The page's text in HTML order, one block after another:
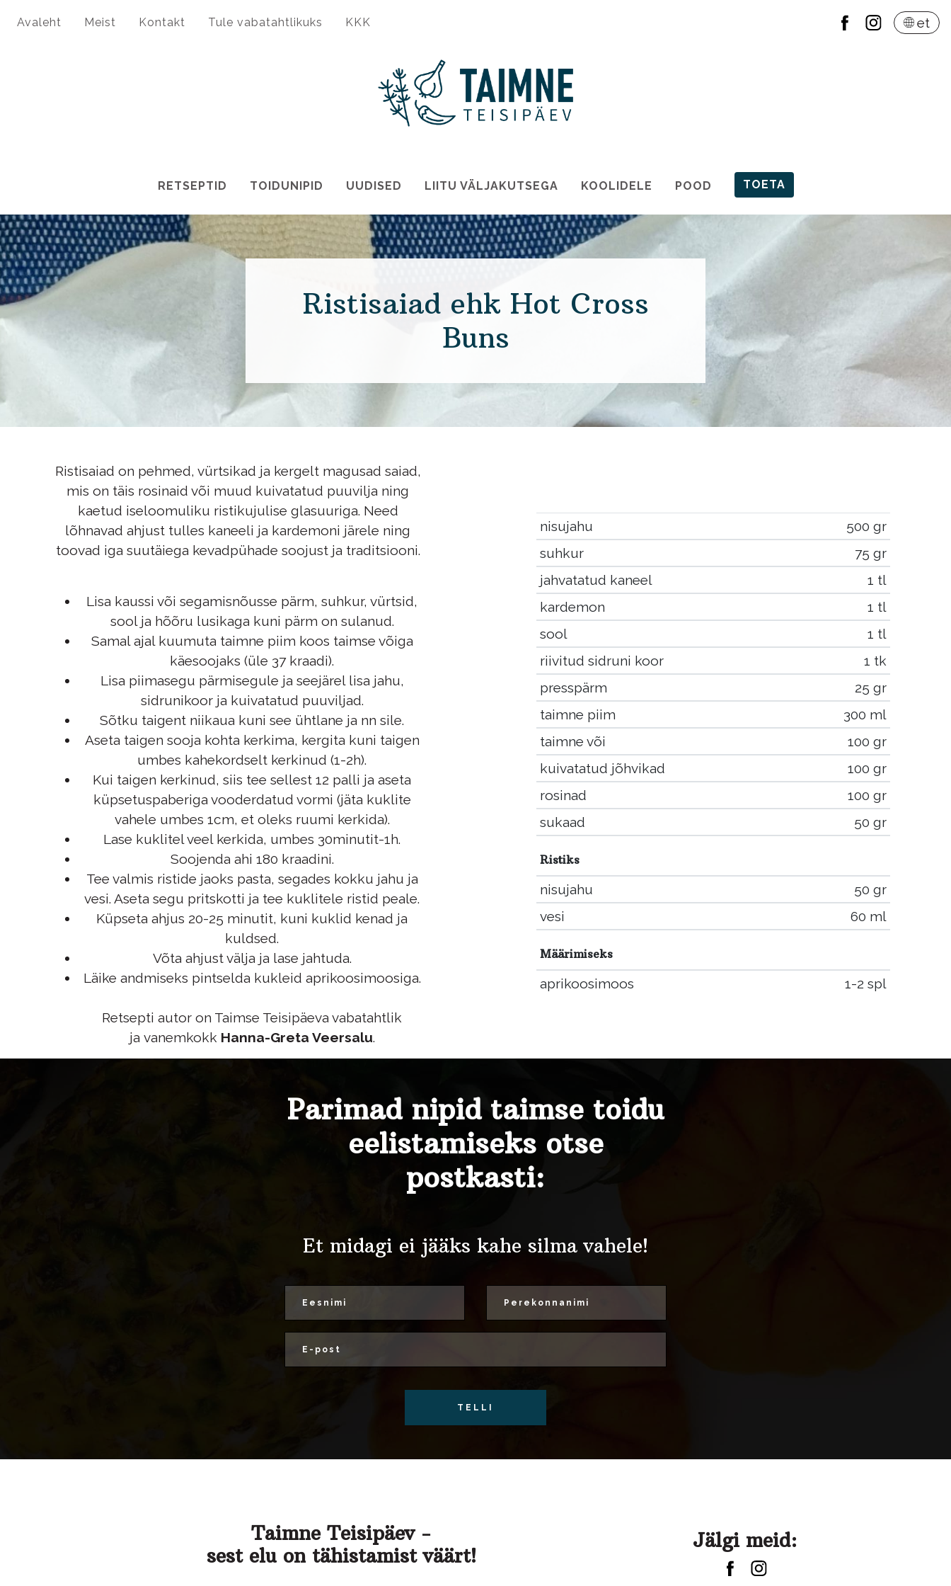
Avaleht Meist Kontakt Tule vabatahtlikuks KKK et
RETSEPTID TOIDUNIPID UUDISED LIITU VÄLJAKUTSEGA KOOLIDELE POOD TOETA
Ristisaiad ehk Hot Cross
Buns
Ristisaiad on pehmed, vürtsikad ja kergelt magusad saiad,
mis on täis rosinaid või muud kuivatatud puuvilja ning
kaetud iseloomuliku ristikujulise glasuuriga. Need
lõhnavad ahjust tulles kaneeli ja kardemoni järele ning
toovad iga suutäiega kevadpühade soojust ja traditsiooni.
Lisa kaussi või segamisnõusse pärm, suhkur, vürtsid,
sool ja hõõru lusikaga kuni pärm on sulanud.
Samal ajal kuumuta taimne piim koos taimse võiga
käesoojaks (üle 37 kraadi).
Lisa piimasegu pärmisegule ja seejärel lisa jahu,
sidrunikoor ja kuivatatud puuviljad.
Sõtku taigent niikaua kuni see ühtlane ja nn sile.
Aseta taigen sooja kohta kerkima, kergita kuni taigen
umbes kahekordselt kerkinud (1-2h).
Kui taigen kerkinud, siis tee sellest 12 palli ja aseta
küpsetuspaberiga vooderdatud vormi (jäta kuklite
vahele umbes 1cm, et oleks ruumi kerkida).
Lase kuklitel veel kerkida, umbes 30minutit-1h.
Soojenda ahi 180 kraadini.
Tee valmis ristide jaoks pasta, segades kokku jahu ja
vesi. Aseta segu pritskotti ja tee kuklitele ristid peale.
Küpseta ahjus 20-25 minutit, kuni kuklid kenad ja
kuldsed.
Võta ahjust välja ja lase jahtuda.
Läike andmiseks pintselda kukleid aprikoosimoosiga.
Retsepti autor on Taimse Teisipäeva vabatahtlik
ja vanemkokk Hanna-Greta Veersalu.
nisujahu
500 gr
suhkur
75 gr
jahvatatud kaneel
1 tl
kardemon
1 tl
sool
1 tl
riivitud sidruni koor
1 tk
presspärm
25 gr
taimne piim
300 ml
taimne või
100 gr
kuivatatud jõhvikad
100 gr
rosinad
100 gr
sukaad
50 gr
Ristiks
nisujahu
50 gr
vesi
60 ml
Määrimiseks
aprikoosimoos 1-2 spl
Parimad nipid taimse toidu
eelistamiseks otse
postkasti:
Et midagi ei jääks kahe silma vahele!
TELLI
Taimne Teisipäev -
sest elu on tähistamist väärt!
Jälgi meid: